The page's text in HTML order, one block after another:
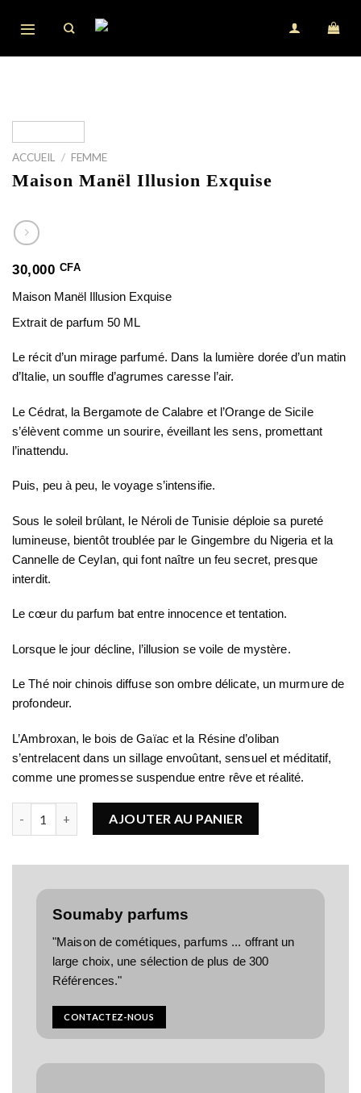
ACCUEIL / FEMME
Maison Manël Illusion Exquise
30,000 CFA
Maison Manël Illusion Exquise
Extrait de parfum 50 ML
Le récit d’un mirage parfumé. Dans la lumière dorée d’un matin
d’Italie, un souffle d’agrumes caresse l’air.
Le Cédrat, la Bergamote de Calabre et l’Orange de Sicile
s’élèvent comme un sourire, éveillant les sens, promettant
l’inattendu.
Puis, peu à peu, le voyage s’intensifie.
Sous le soleil brûlant, le Néroli de Tunisie déploie sa pureté
lumineuse, bientôt troublée par le Gingembre du Nigeria et la
Cannelle de Ceylan, qui font naître un feu secret, presque
interdit.
Le cœur du parfum bat entre innocence et tentation.
Lorsque le jour décline, l’illusion se voile de mystère.
Le Thé noir chinois diffuse son ombre délicate, un murmure de
profondeur.
L’Ambroxan, le bois de Gaïac et la Résine d’oliban
s’entrelacent dans un sillage envoûtant, sensuel et méditatif,
comme une promesse suspendue entre rêve et réalité.
quantité de Maison Manël Illusion Exquise
AJOUTER AU PANIER
Soumaby parfums
"Maison de cométiques, parfums ... offrant un
large choix, une sélection de plus de 300
Références."
CONTACTEZ-NOUS